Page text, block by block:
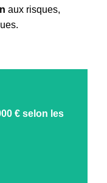
aux risques,
€ selon les